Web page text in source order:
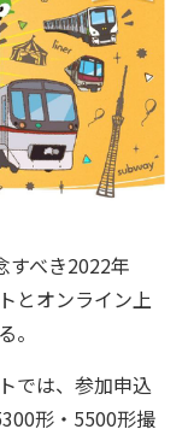
すべき2022年
とオンライン上
。
では、参加申込
形・5500形撮